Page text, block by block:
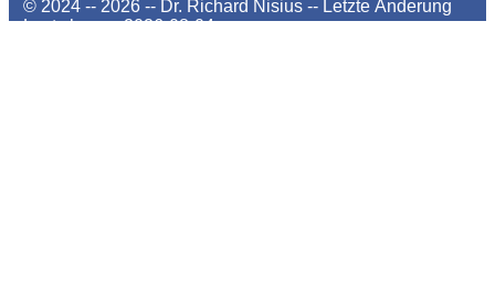
© 2024 -- 2026 -- Dr. Richard Nisius -- Letzte Änderung
Last change2026-08-04